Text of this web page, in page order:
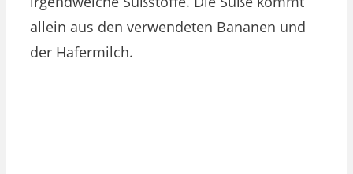
allein aus den verwendeten Bananen und
der Hafermilch.